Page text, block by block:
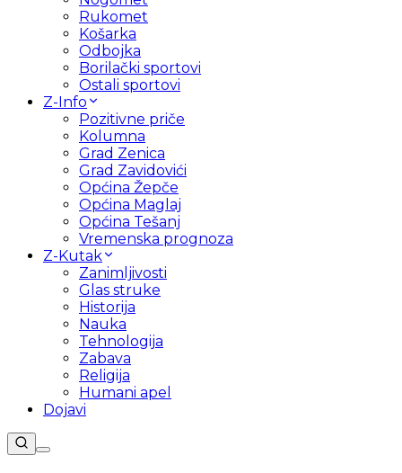
Rukomet
Košarka
Odbojka
Borilački sportovi
Ostali sportovi
Z-Info
Pozitivne priče
Kolumna
Grad Zenica
Grad Zavidovići
Općina Žepče
Općina Maglaj
Općina Tešanj
Vremenska prognoza
Z-Kutak
Zanimljivosti
Glas struke
Historija
Nauka
Tehnologija
Zabava
Religija
Humani apel
Dojavi